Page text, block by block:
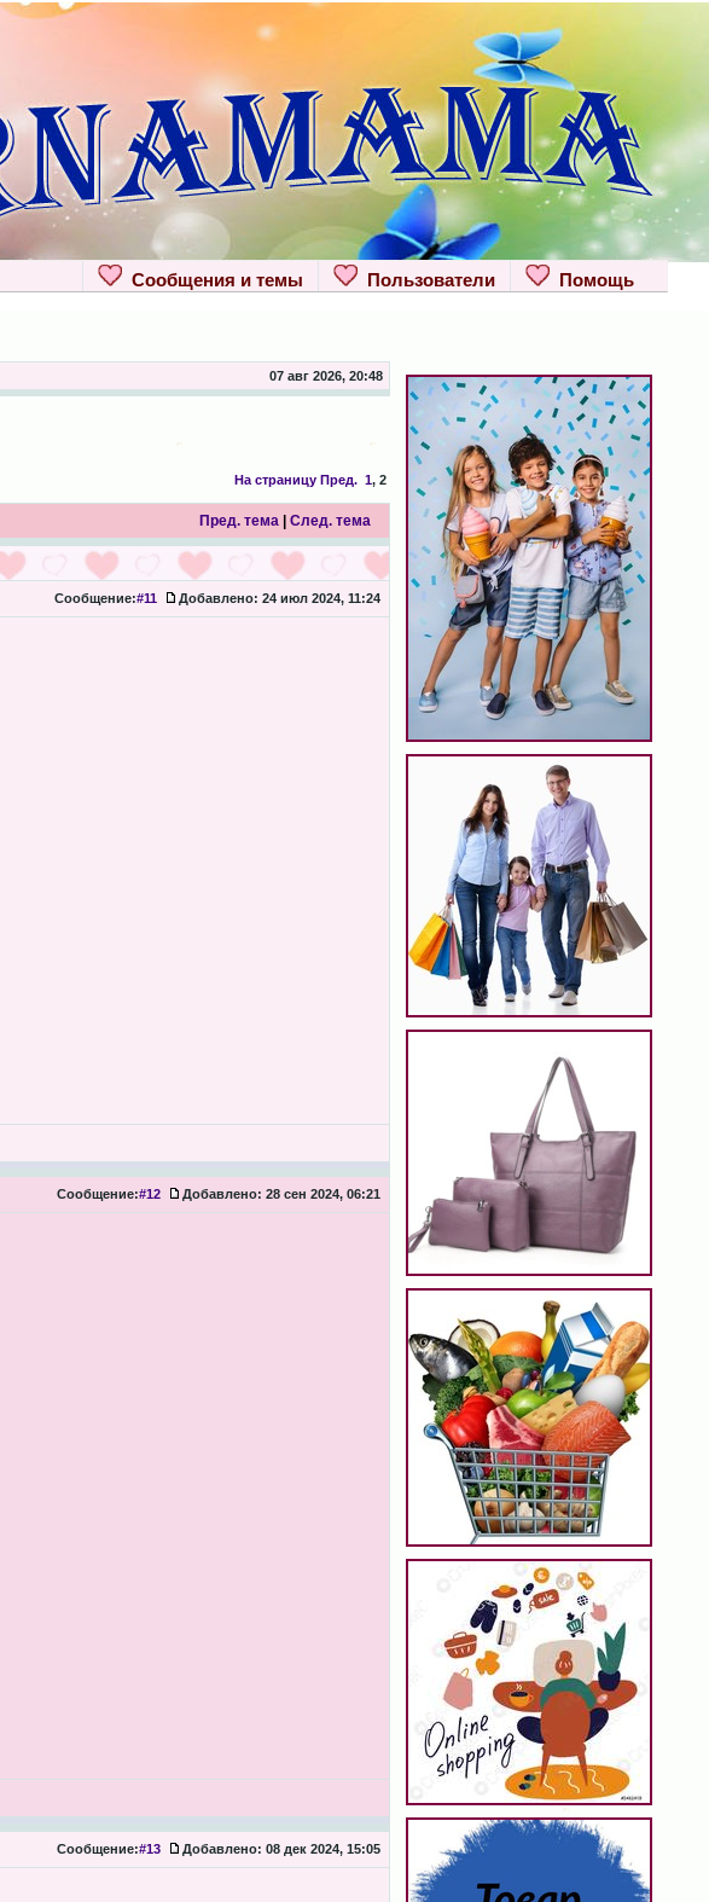
Помощь
Пользователи
Сообщения и темы
07 авг 2026, 20:48
На страницу Пред. 1, 2
Пред. тема| След. тема
Сообщение:#11 Добавлено: 24 июл 2024, 11:24
Сообщение:#12 Добавлено: 28 сен 2024, 06:21
Сообщение:#13 Добавлено: 08 дек 2024, 15:05